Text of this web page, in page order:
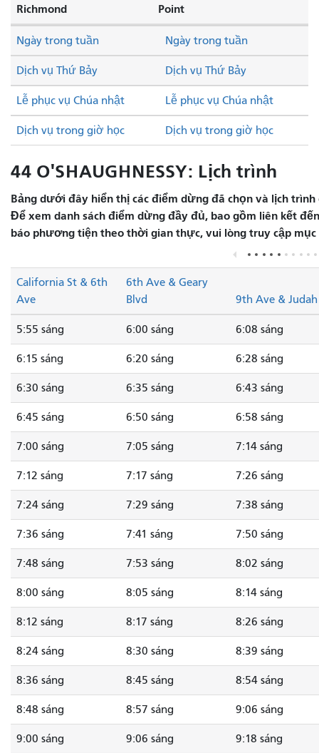
Richmond
Point
Dịch vụ Thứ Bảy Dịch vụ Thứ Bảy
Lễ phục vụ Chúa nhật Lễ phục vụ Chúa nhật
Ngày trong tuần Ngày trong tuần
Dịch vụ trong giờ học Dịch vụ trong giờ học
44 O'SHAUGHNESSY: Lịch trình
Bảng dưới đây hiển thị các điểm dừng đã chọn và lịch
Để xem danh sách điểm dừng đầy đủ, bao gồm liên kết
báo phương tiện theo thời gian thực, vui lòng truy cập mục
California St & 6th
Ave
6th Ave & Geary
Blvd
9th Ave &
5:55 sáng 6:00 sáng 6:08 sáng
6:15 sáng 6:20 sáng 6:28 sáng
6:30 sáng 6:35 sáng 6:43 sáng
6:45 sáng 6:50 sáng 6:58 sáng
7:00 sáng 7:05 sáng 7:14 sáng
7:12 sáng 7:17 sáng 7:26 sáng
7:24 sáng 7:29 sáng 7:38 sáng
7:36 sáng 7:41 sáng 7:50 sáng
7:48 sáng 7:53 sáng 8:02 sáng
8:00 sáng 8:05 sáng 8:14 sáng
8:12 sáng 8:17 sáng 8:26 sáng
8:24 sáng 8:30 sáng 8:39 sáng
8:36 sáng 8:45 sáng 8:54 sáng
8:48 sáng 8:57 sáng 9:06 sáng
9:00 sáng 9:06 sáng 9:18 sáng